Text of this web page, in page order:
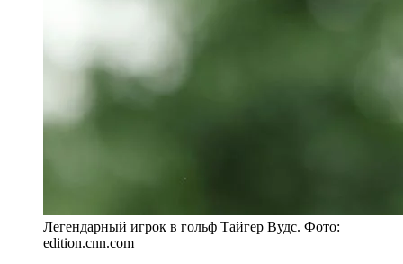
Легендарный игрок в гольф Тайгер Вудс. Фото:
edition.cnn.com